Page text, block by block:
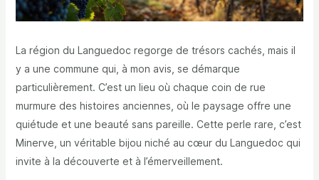
La région du Languedoc regorge de trésors cachés, mais il
y a une commune qui, à mon avis, se démarque
particulièrement. C’est un lieu où chaque coin de rue
murmure des histoires anciennes, où le paysage offre une
quiétude et une beauté sans pareille. Cette perle rare, c’est
Minerve, un véritable bijou niché au cœur du Languedoc qui
invite à la découverte et à l’émerveillement.